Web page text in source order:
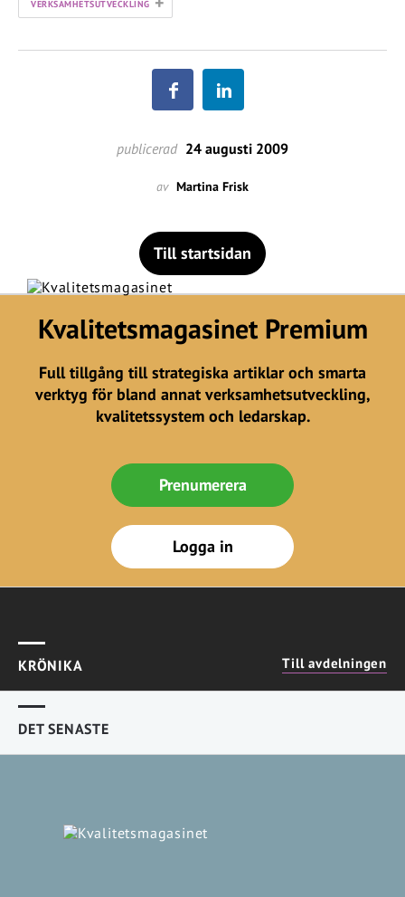
VERKSAMHETSUTVECKLING
publicerad 24 augusti 2009
av Martina Frisk
Till startsidan
Kvalitetsmagasinet Premium
Full tillgång till strategiska artiklar och smarta
verktyg för bland annat verksamhetsutveckling,
kvalitetssystem och ledarskap.
Prenumerera
Logga in
KRÖNIKA Till avdelningen
DET SENASTE